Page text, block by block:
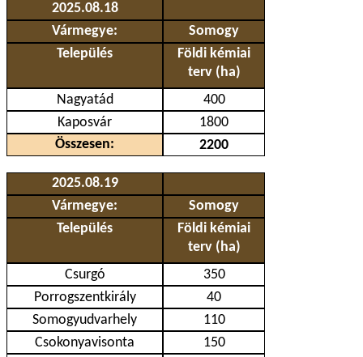
2025.08.18
Vármegye:
Somogy
Település
Földi kémiai
terv (ha)
Nagyatád
400
Kaposvár
1800
Összesen:
2200
2025.08.19
Vármegye:
Somogy
Település
Földi kémiai
terv (ha)
Csurgó
350
Porrogszentkirály
40
Somogyudvarhely
110
Csokonyavisonta
150